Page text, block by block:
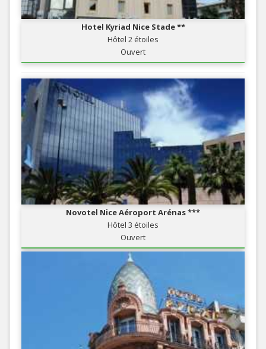
Hotel Kyriad Nice Stade **
Hôtel 2 étoiles
Ouvert
Novotel Nice Aéroport Arénas ***
Hôtel 3 étoiles
Ouvert